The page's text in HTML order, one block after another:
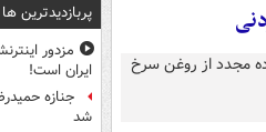
پربازدیدترین ها
مزدور
ایران است!
جنازه
شد